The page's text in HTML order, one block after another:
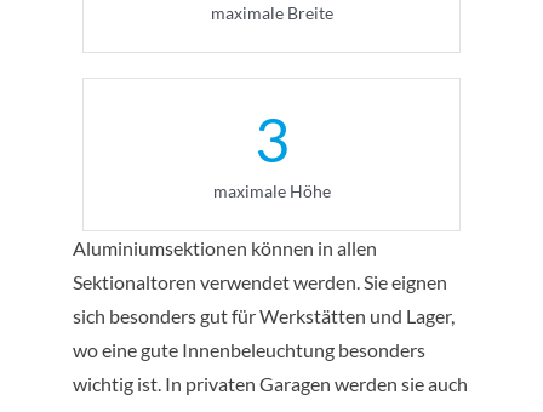
maximale Breite
3
maximale Höhe
Aluminiumsektionen können in allen
Sektionaltoren verwendet werden. Sie eignen
sich besonders gut für Werkstätten und Lager,
wo eine gute Innenbeleuchtung besonders
wichtig ist. In privaten Garagen werden sie auch